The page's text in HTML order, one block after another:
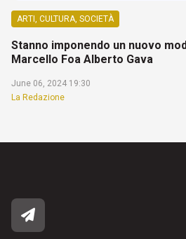
ARTI, CULTURA, SOCIETÀ
Stanno imponendo un nuovo
Marcello Foa Alberto Gava
June 06, 2024 19:30
La Redazione